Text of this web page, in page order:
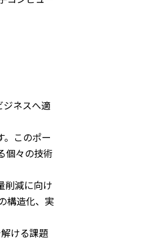
ジネスへ適
このポー
個々の技術
削減に向け
構造化、実
ける課題